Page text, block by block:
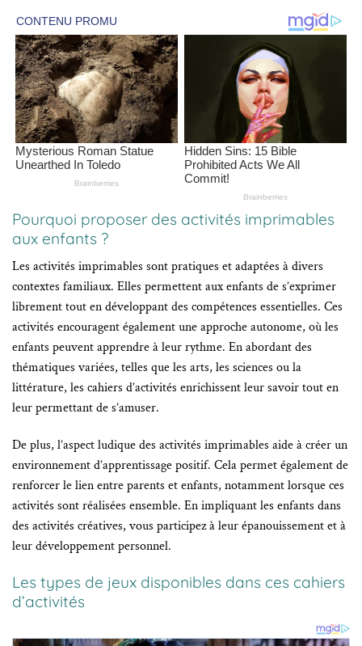
Pourquoi proposer des activités imprimables
aux enfants ?
Les activités imprimables sont pratiques et adaptées à divers
contextes familiaux. Elles permettent aux enfants de s’exprimer
librement tout en développant des compétences essentielles. Ces
activités encouragent également une approche autonome, où les
enfants peuvent apprendre à leur rythme. En abordant des
thématiques variées, telles que les arts, les sciences ou la
littérature, les cahiers d’activités enrichissent leur savoir tout en
leur permettant de s’amuser.
De plus, l’aspect ludique des activités imprimables aide à créer un
environnement d’apprentissage positif. Cela permet également de
renforcer le lien entre parents et enfants, notamment lorsque ces
activités sont réalisées ensemble. En impliquant les enfants dans
des activités créatives, vous participez à leur épanouissement et à
leur développement personnel.
Les types de jeux disponibles dans ces cahiers
d’activités